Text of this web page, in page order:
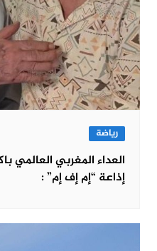
رياضة
العداء المغربي العالمي
إذاعة “إم إف إم” :